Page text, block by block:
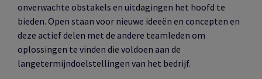
onverwachte obstakels en uitdagingen het hoofd te
bieden. Open staan voor nieuwe ideeën en concepten en
deze actief delen met de andere teamleden om
oplossingen te vinden die voldoen aan de
langetermijndoelstellingen van het bedrijf.